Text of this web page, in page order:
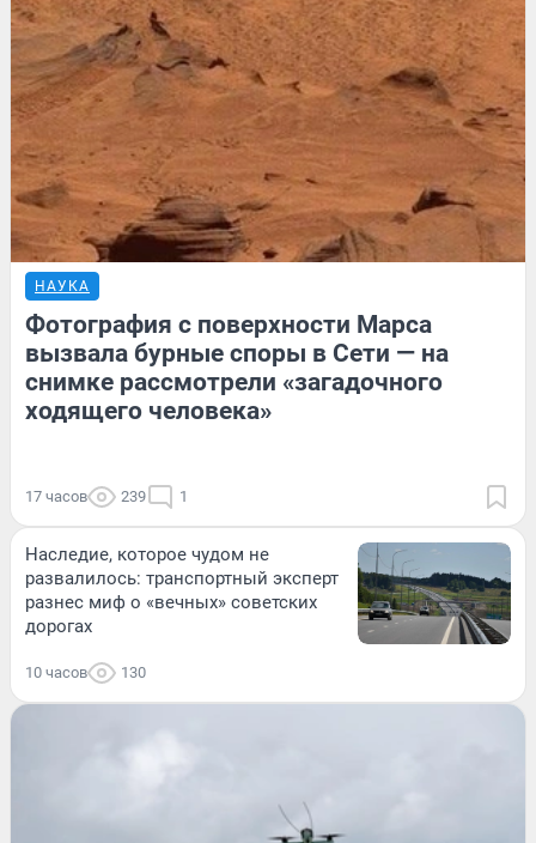
НАУКА
Фотография с поверхности Марса
вызвала бурные споры в Сети — на
снимке рассмотрели «загадочного
ходящего человека»
17 часов 239 1
Наследие, которое чудом не
развалилось: транспортный эксперт
разнес миф о «вечных» советских
дорогах
10 часов 130